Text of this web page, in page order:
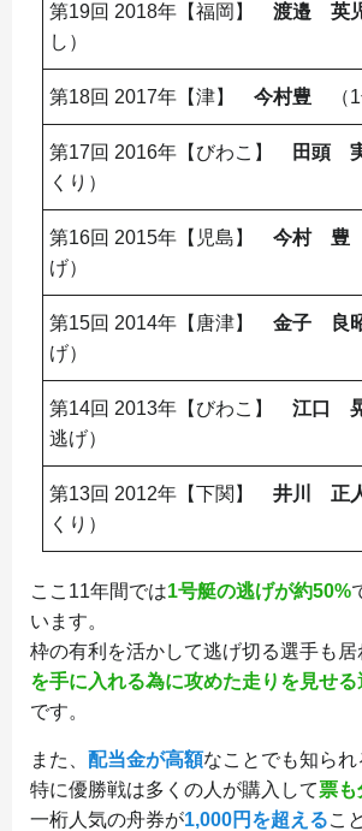
第19回 2018年【福岡】 渡邉 英
し）
第18回 2017年【津】 今村豊 （1
第17回 2016年【びわこ】 田頭
くり）
第16回 2015年【児島】 今村 豊
げ）
第15回 2014年【唐津】 金子 良
げ）
第14回 2013年【びわこ】 江口
逃げ）
第13回 2012年【下関】 井川 正
くり）
ここ11年間では1号艇の逃げが約50%
います。
枠の有利を活かして逃げ切る選手も居
を手に入れる為に攻めた走りを見せ
です。
また、 配当金が高額なことでも知られ
特に優勝戦は多くの人が購入して票も
一桁人気の舟券が1,000円を超えるこ